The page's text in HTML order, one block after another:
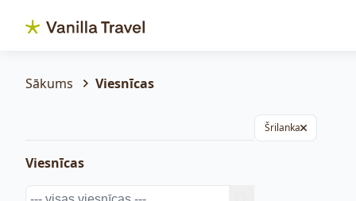
Sākums Viesnīcas
Viesnīcas
Šrilanka